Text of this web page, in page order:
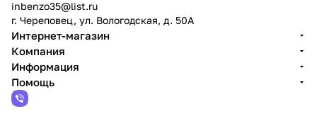
inbenzo35@list.ru
г. Череповец, ул. Вологодская, д. 50А
Интернет-магазин
Компания
Информация
Помощь